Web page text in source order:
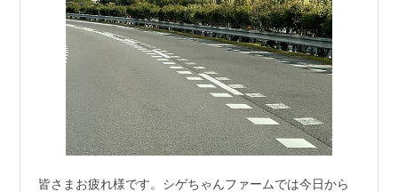
皆さまお疲れ様です。シゲちゃんファームでは今日から